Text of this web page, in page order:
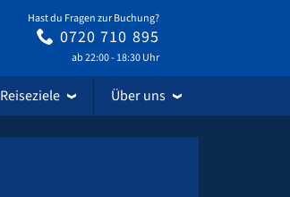
Hast du Fragen zur Buchung?
0720 710 895
ab 22:00 - 18:30 Uhr
Reiseziele Über uns